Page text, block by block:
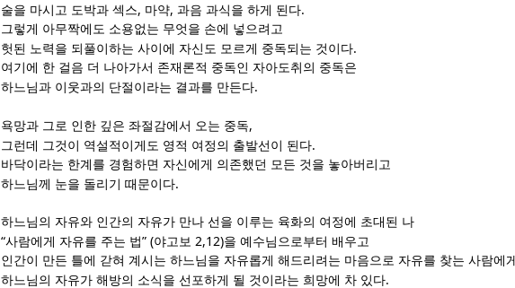
술을 마시고 도박과 섹스, 마약, 과음 과식을 하게 된다.
그렇게 아무짝에도 소용없는 무엇을 손에 넣으려고
헛된 노력을 되풀이하는 사이에 자신도 모르게 중독되는 것이다.
여기에 한 걸음 더 나아가서 존재론적 중독인 자아도취의 중독은
하느님과 이웃과의 단절이라는 결과를 만든다.
욕망과 그로 인한 깊은 좌절감에서 오는 중독,
그런데 그것이 역설적이게도 영적 여정의 출발선이 된다.
바닥이라는 한계를 경험하면 자신에게 의존했던 모든 것을 놓아버리고
하느님께 눈을 돌리기 때문이다.
하느님의 자유와 인간의 자유가 만나 선을 이루는 육화의 여정에 초대된 나
“사람에게 자유를 주는 법” (야고보 2,12)을 예수님으로부터 배우고
인간이 만든 틀에 갇혀 계시는 하느님을 자유롭게 해드리려는 마음으로 자유를 찾는 사람에게
하느님의 자유가 해방의 소식을 선포하게 될 것이라는 희망에 차 있다.